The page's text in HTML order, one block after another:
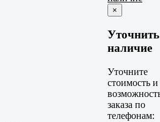
×
Уточнить
наличие
Уточните
стоимость и
заказа по
телефонам: